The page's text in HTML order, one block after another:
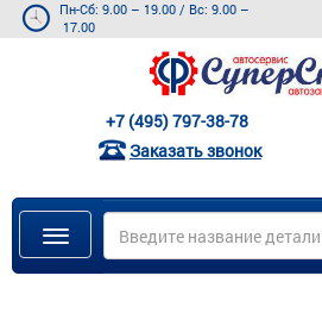
Пн-Сб: 9.00 – 19.00 / Вс: 9.00 –
17.00
+7 (495) 797-38-78
Заказать звонок